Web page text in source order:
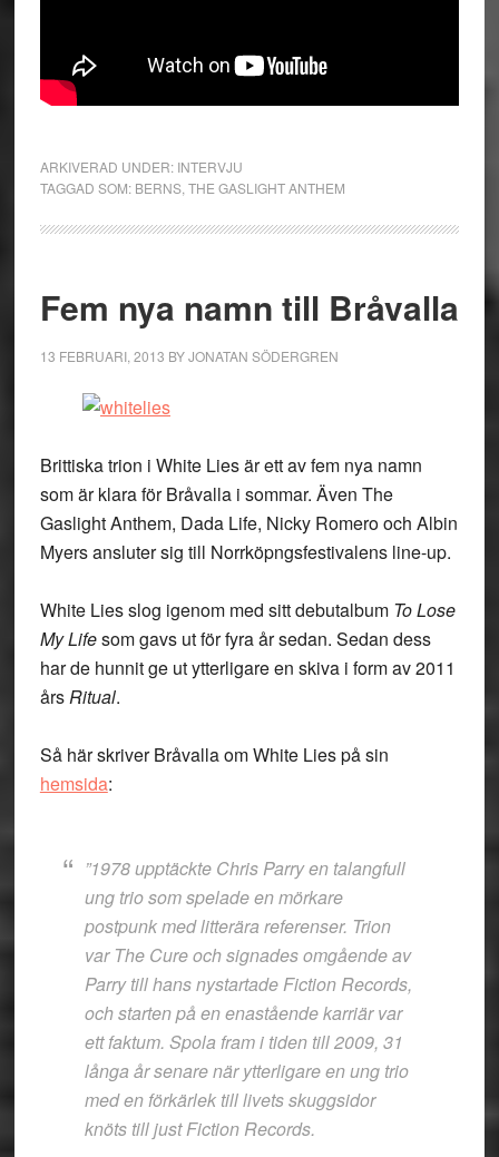
ARKIVERAD UNDER: INTERVJU
TAGGAD SOM: BERNS, THE GASLIGHT ANTHEM
Fem nya namn till Bråvalla
13 FEBRUARI, 2013 BYJONATAN SÖDERGREN
Brittiska trion i White Lies är ett av fem nya namn
som är klara för Bråvalla i sommar. Även The
Gaslight Anthem, Dada Life, Nicky Romero och Albin
Myers ansluter sig till Norrköpngsfestivalens line-up.
White Lies slog igenom med sitt debutalbum To Lose
My Lifesom gavs ut för fyra år sedan. Sedan dess
har de hunnit ge ut ytterligare en skiva i form av 2011
årsRitual.
Så här skriver Bråvalla om White Lies på sin
hemsida:
”1978 upptäckte Chris Parry en talangfull
ung trio som spelade en mörkare
postpunk med litterära referenser. Trion
var The Cure och signades omgående av
Parry till hans nystartade Fiction Records,
och starten på en enastående karriär var
ett faktum. Spola fram i tiden till 2009, 31
långa år senare när ytterligare en ung trio
med en förkärlek till livets skuggsidor
knöts till just Fiction Records.